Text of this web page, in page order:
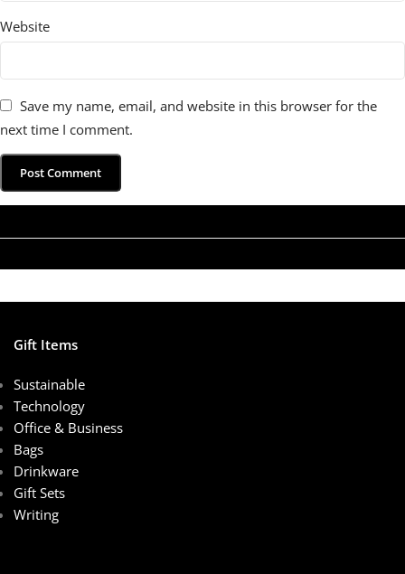
Website
Save my name, email, and website in this browser for the
next time I comment.
Gift Items
Sustainable
Technology
Office & Business
Bags
Drinkware
Gift Sets
Writing